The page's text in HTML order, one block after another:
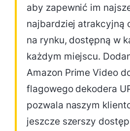
aby zapewnić im
najbardziej atrakcyjną
na rynku, dostępną w
każdym miejscu.
Amazon Prime Video
flagowego dekodera
pozwala naszym
jeszcze szerszy